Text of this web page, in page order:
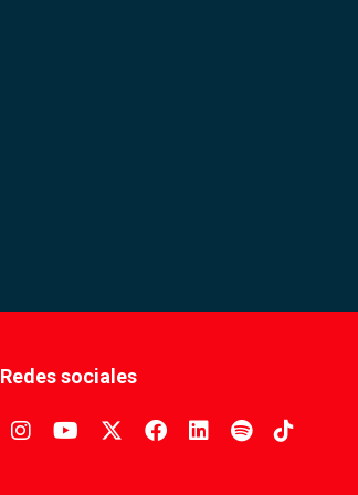
Redes sociales